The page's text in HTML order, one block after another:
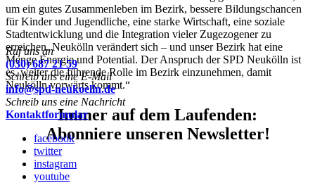
um ein gutes Zusammenleben im Bezirk, bessere Bildungschancen
für Kinder und Jugendliche, eine starke Wirtschaft, eine soziale
Stadtentwicklung und die Integration vieler Zugezogener zu
erreichen. Neukölln verändert sich – und unser Bezirk hat eine
Menge Energie und Potential. Der Anspruch der SPD Neukölln ist
es, weiter die führende Rolle im Bezirk einzunehmen, damit
Neukölln vorwärts kommt.“
Immer auf dem Laufenden:
Abonniere unseren Newsletter!
Ruf uns an
(030) 687 21 59
Schreib uns eine E-Mail
info@spd-neukoelln.de
Schreib uns eine Nachricht
Kontaktformular
facebook
twitter
instagram
youtube